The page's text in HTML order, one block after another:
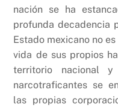
nación se ha
profunda decadencia
Estado mexicano no
vida de sus propios
territorio nacional
narcotraficantes se
las propias